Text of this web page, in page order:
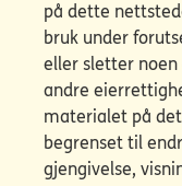
på dette
bruk under
eller sletter
andre
materialet på
begrenset til
gjengivelse,